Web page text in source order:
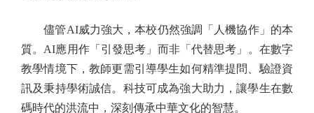
儘管AI威力強大，本校仍然強調「人機協作」的本
質。AI應用作「引發思考」而非「代替思考」。在數字
教學情境下，教師更需引導學生如何精準提問、驗證資
訊及秉持學術誠信。科技可成為強大助力，讓學生在數
碼時代的洪流中，深刻傳承中華文化的智慧。